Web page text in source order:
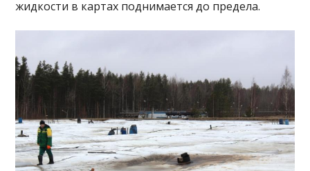
жидкости в картах поднимается до предела.